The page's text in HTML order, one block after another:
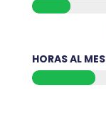
HORAS AL MES